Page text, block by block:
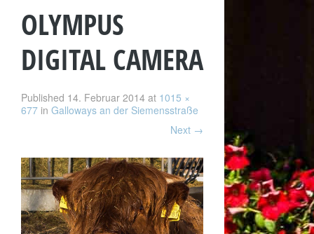
OLYMPUS
DIGITAL CAMERA
Published 14. Februar 2014 at 1015 ×
677 in Galloways an der Siemensstraße
Next →